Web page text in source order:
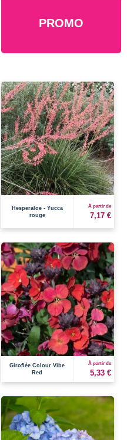
Hesperaloe - Yucca
rouge
À partir de
7,17 €
Giroflée Colour Vibe
Red
À partir de
5,33 €
PROMO